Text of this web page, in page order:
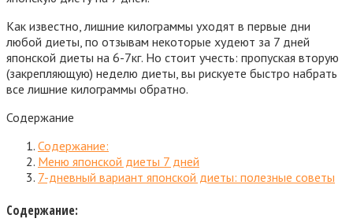
Как известно, лишние килограммы уходят в первые дни
любой диеты, по отзывам некоторые худеют за 7 дней
японской диеты на 6-7кг. Но стоит учесть: пропуская вторую
(закрепляющую) неделю диеты, вы рискуете быстро набрать
все лишние килограммы обратно.
Содержание
Содержание:
Меню японской диеты 7 дней
7-дневный вариант японской диеты: полезные советы
Содержание: